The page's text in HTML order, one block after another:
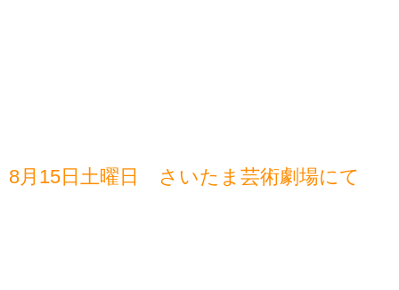
8月15日土曜日 さいたま芸術劇場にて